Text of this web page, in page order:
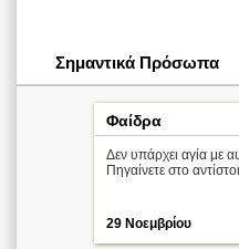
Σημαντικά Πρόσωπα
Φαίδρα
Δεν υπάρχει αγία με
Πηγαίνετε στο
29 Νοεμβρίου